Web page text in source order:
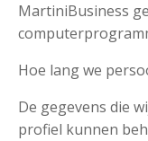
MartiniBusiness
Hoe lang we
De gegevens die
profiel kunnen